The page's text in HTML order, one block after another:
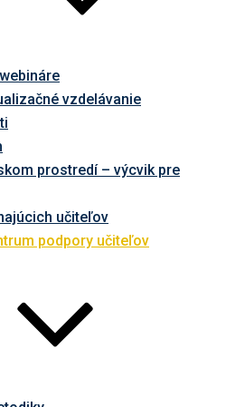
vzdelávanie
prostredí – výcvik pre
učiteľov
podpory učiteľov